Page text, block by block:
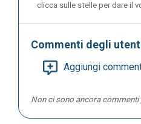
clicca sulle stelle per dare il
Commenti degli
Aggiungi
Non ci sono ancora commenti